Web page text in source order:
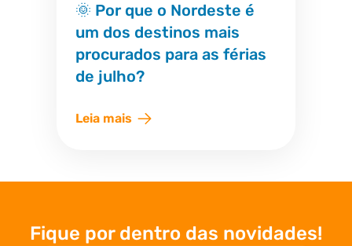
🌞 Por que o Nordeste é
um dos destinos mais
procurados para as férias
de julho?
Leia mais
Fique por dentro das novidades!